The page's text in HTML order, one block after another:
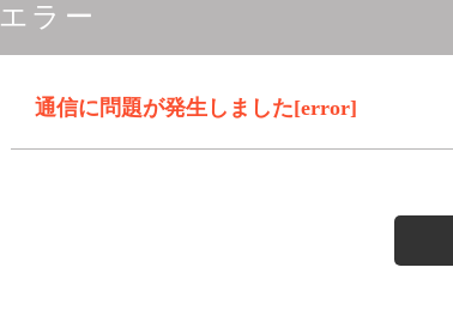
エラー
通信に問題が発生しました[error]